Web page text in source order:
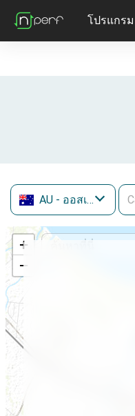
โปรแกร
AU - ออสเตรเลีย
+
−